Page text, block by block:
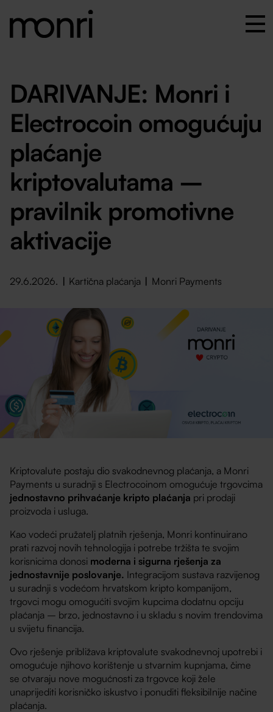
DARIVANJE: Monri i
Electrocoin omogućuju
plaćanje
kriptovalutama –
pravilnik promotivne
aktivacije
29.6.2026. Kartična plaćanja Monri Payments
Kriptovalute postaju dio svakodnevnog plaćanja, a Monri
Payments u suradnji s Electrocoinom omogućuje trgovcima
jednostavno prihvaćanje kripto plaćanja pri prodaji
proizvoda i usluga.
Kao vodeći pružatelj platnih rješenja, Monri kontinuirano
prati razvoj novih tehnologija i potrebe tržišta te svojim
korisnicima donosi moderna i sigurna rješenja za
jednostavnije poslovanje. Integracijom sustava razvijenog
u suradnji s vodećom hrvatskom kripto kompanijom,
trgovci mogu omogućiti svojim kupcima dodatnu opciju
plaćanja – brzo, jednostavno i u skladu s novim trendovima
u svijetu financija.
Ovo rješenje približava kriptovalute svakodnevnoj upotrebi i
omogućuje njihovo korištenje u stvarnim kupnjama, čime
se otvaraju nove mogućnosti za trgovce koji žele
unaprijediti korisničko iskustvo i ponuditi fleksibilnije načine
plaćanja.